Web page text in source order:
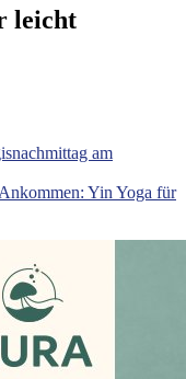
leicht
am
Yin Yoga für